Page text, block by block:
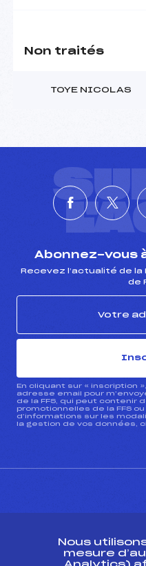
Non traités
TOYE NICOLAS
Abonnez-vous
Recevez l’actualité de la
de
En cliquant sur « inscription
adresse email pour
de la FFS, qui peut
promotionnelles de la FFS
d’informations sur les
la gestion de vos données,
Nous
mesure